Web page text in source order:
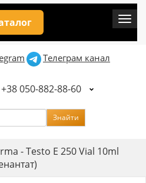
Телеграм канал
+38 050-882-88-60
Знайти
-Testo E 250 Vial 10ml